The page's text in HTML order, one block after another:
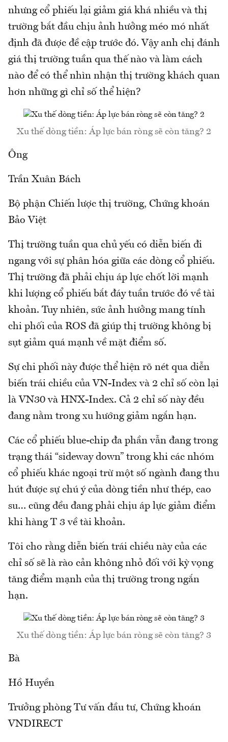
nhưng cổ phiếu lại giảm giá khá nhiều và thị
trường bắt đầu chịu ảnh hưởng méo mó nhất
định đã được đề cập trước đó. Vậy anh chị đánh
giá thị trường tuần qua thế nào và làm cách
nào để có thể nhìn nhận thị trường khách quan
hơn những gì chỉ số thể hiện?
Xu thế dòng tiền: Áp lực bán ròng sẽ còn tăng? 2
Ông
Trần Xuân Bách
Bộ phận Chiến lược thị trường, Chứng khoán
Bảo Việt
Thị trường tuần qua chủ yếu có diễn biến đi
ngang với sự phân hóa giữa các dòng cổ phiếu.
Thị trường đã phải chịu áp lực chốt lời mạnh
khi lượng cổ phiếu bắt đáy tuần trước đó về tài
khoản. Tuy nhiên, sức ảnh hưởng mang tính
chi phối của ROS đã giúp thị trường không bị
sụt giảm quá mạnh về mặt điểm số.
Sự chi phối này được thể hiện rõ nét qua diễn
biến trái chiều của VN-Index và 2 chỉ số còn lại
là VN30 và HNX-Index. Cả 2 chỉ số này đều
đang nằm trong xu hướng giảm ngắn hạn.
Các cổ phiếu blue-chip đa phần vẫn đang trong
trạng thái “sideway down” trong khi các nhóm
cổ phiếu khác ngoại trừ một số ngành đang thu
hút được sự chú ý của dòng tiền như thép, cao
su… cũng đều đang phải chịu áp lực giảm điểm
khi hàng T 3 về tài khoản.
Tôi cho rằng diễn biến trái chiều này của các
chỉ số sẽ là rào cản không nhỏ đối với kỳ vọng
tăng điểm mạnh của thị trường trong ngắn
hạn.
Xu thế dòng tiền: Áp lực bán ròng sẽ còn tăng? 3
Bà
Hồ Huyền
Trưởng phòng Tư vấn đầu tư, Chứng khoán
VNDIRECT